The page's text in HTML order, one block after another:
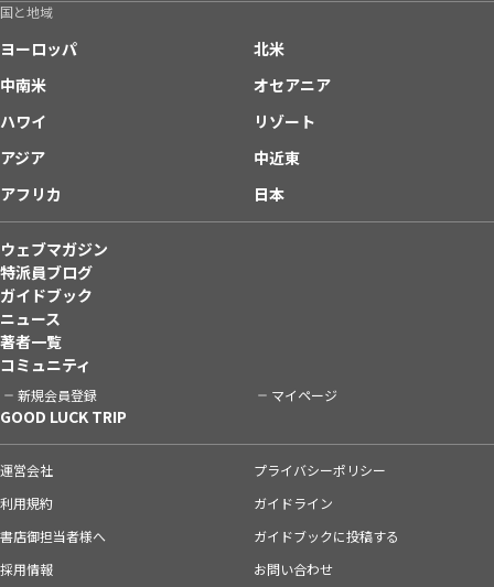
国と地域
ヨーロッパ
北米
中南米
オセアニア
ハワイ
リゾート
アジア
中近東
アフリカ
日本
ウェブマガジン
特派員ブログ
ガイドブック
ニュース
著者一覧
コミュニティ
新規会員登録 マイページ
GOOD LUCK TRIP
運営会社
プライバシーポリシー
利用規約
ガイドライン
書店御担当者様へ
ガイドブックに投稿する
採用情報
お問い合わせ